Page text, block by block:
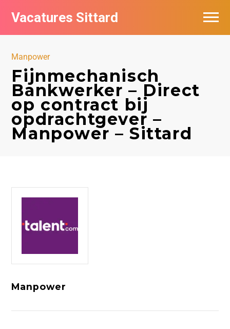
Vacatures Sittard
Manpower
Fijnmechanisch
Bankwerker – Direct
op contract bij
opdrachtgever –
Manpower – Sittard
Manpower
Vacatures per bedrijf
De populairste vacatures in Sittard